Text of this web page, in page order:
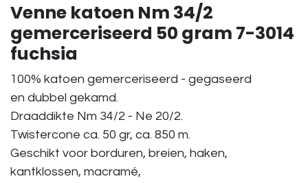
Venne katoen Nm 34/2
gemerceriseerd 50 gram 7-3014
fuchsia
100% katoen gemerceriseerd - gegaseerd
en dubbel gekamd.
Draaddikte Nm 34/2 - Ne 20/2.
Twistercone ca. 50 gr, ca. 850 m.
Geschikt voor borduren, breien, haken,
kantklossen, macramé,